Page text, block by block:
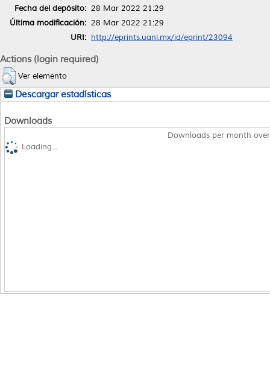
Fecha del depósito: 28 Mar 2022 21:29
Última modificación: 28 Mar 2022 21:29
URI: http://eprints.uanl.mx/id/eprint/23094
Actions (login required)
Ver elemento
Descargar estadísticas
Downloads
Downloads per month
Loading...